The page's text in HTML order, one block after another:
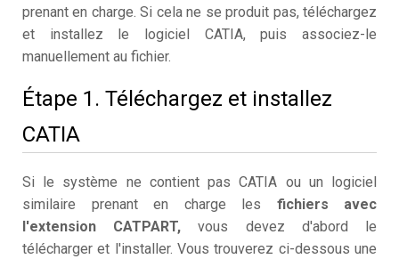
prenant en charge. Si cela ne se produit pas, téléchargez
et installez le logiciel CATIA, puis associez-le
manuellement au fichier.
Étape 1. Téléchargez et installez
CATIA
Si le système ne contient pas CATIA ou un logiciel
similaire prenant en charge les fichiers avec
l'extension CATPART, vous devez d'abord le
télécharger et l'installer. Vous trouverez ci-dessous une